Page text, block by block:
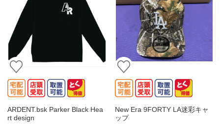
ARDENT.bsk Parker Black Hea
rt design
New Era 9FORTY LA迷彩キャ
ップ